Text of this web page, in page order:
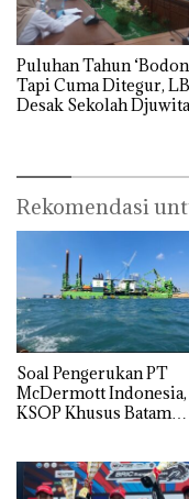
Puluhan Tahun
Tapi Cuma Ditegur,
Desak Sekolah Djuwita
Rekomendasi
‎Soal Pengerukan PT
McDermott Indonesia,
KSOP Khusus Batam